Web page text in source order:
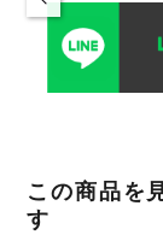
この商品を
す